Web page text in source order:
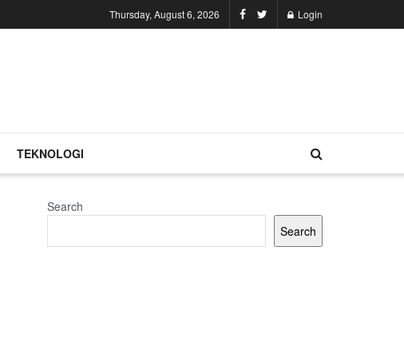
Thursday, August 6, 2026 Login
TEKNOLOGI
Search
Search